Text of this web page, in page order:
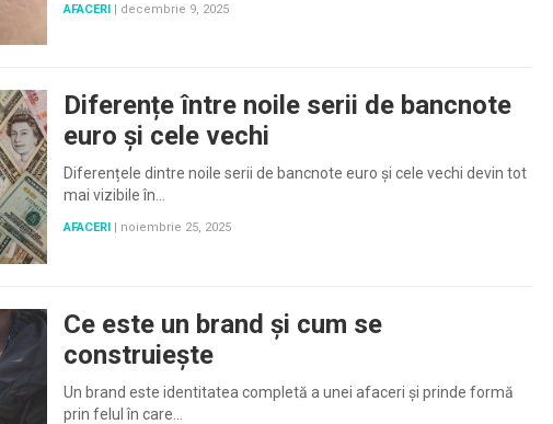
AFACERI | decembrie 9, 2025
Diferențe între noile serii de bancnote
euro și cele vechi
Diferențele dintre noile serii de bancnote euro și cele vechi devin tot
mai vizibile în…
AFACERI noiembrie 25, 2025
Ce este un brand și cum se
construiește
Un brand este identitatea completă a unei afaceri și prinde formă
prin felul în care…